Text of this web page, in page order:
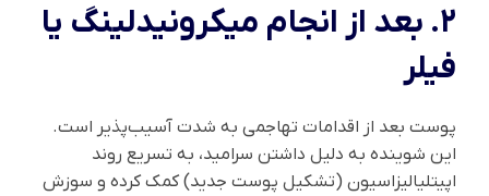
۲. بعد از انجام میکرونیدلینگ یا
فیلر
پوست بعد از اقدامات تهاجمی به شدت آسیب‌پذیر است.
این شوینده به دلیل داشتن سرامید، به تسریع روند
اپیتلیالیزاسیون (تشکیل پوست جدید) کمک کرده و سوزش